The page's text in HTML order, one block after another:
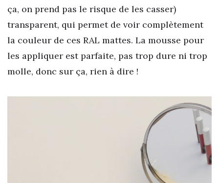
ça, on prend pas le risque de les casser)
transparent, qui permet de voir complètement
la couleur de ces RAL mattes. La mousse pour
les appliquer est parfaite, pas trop dure ni trop
molle, donc sur ça, rien à dire !